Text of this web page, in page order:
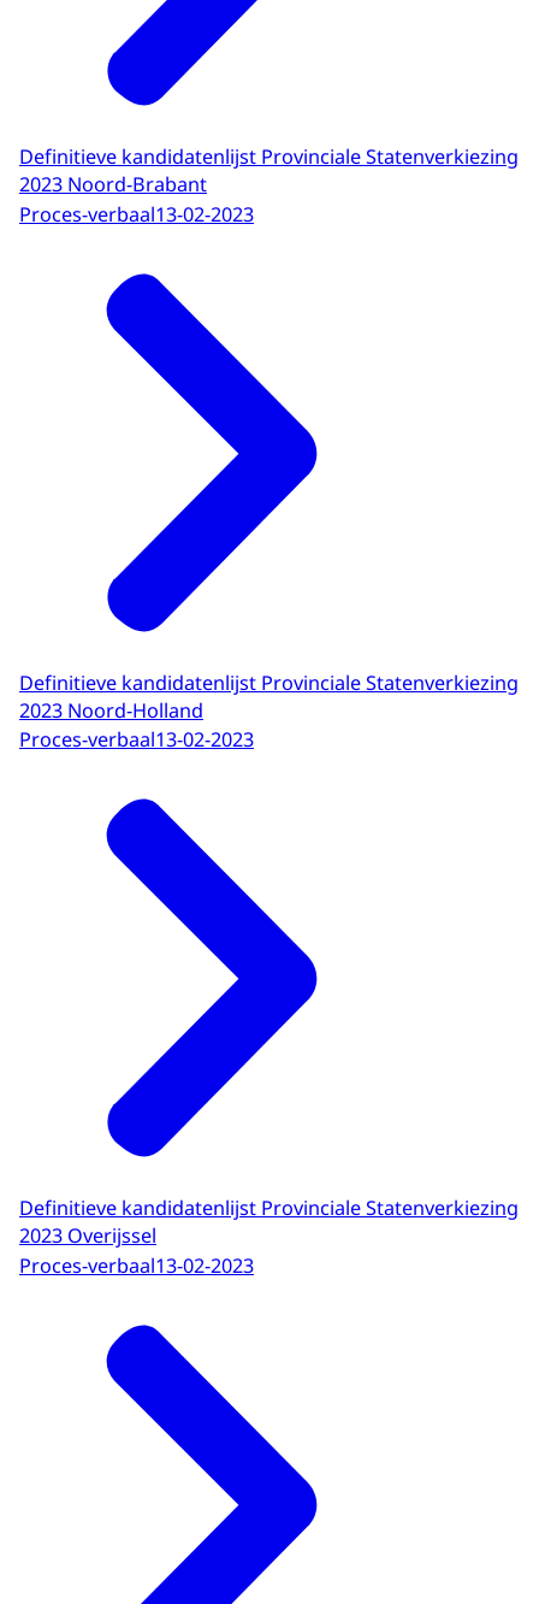
Definitieve kandidatenlijst Provinciale Statenverkiezing
2023 Noord-Brabant
Proces-verbaal13-02-2023
Definitieve kandidatenlijst Provinciale Statenverkiezing
2023 Noord-Holland
Proces-verbaal13-02-2023
Definitieve kandidatenlijst Provinciale Statenverkiezing
2023 Overijssel
Proces-verbaal13-02-2023